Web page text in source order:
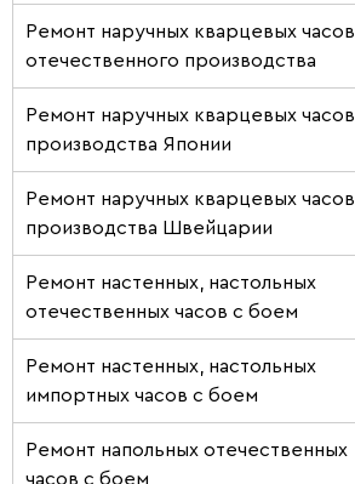
Ремонт наручных кварцевых часов
отечественного производства
Ремонт наручных кварцевых часов
производства Японии
Ремонт наручных кварцевых часов
производства Швейцарии
Ремонт настенных, настольных
отечественных часов с боем
Ремонт настенных, настольных
импортных часов с боем
Ремонт напольных отечественных
часов с боем